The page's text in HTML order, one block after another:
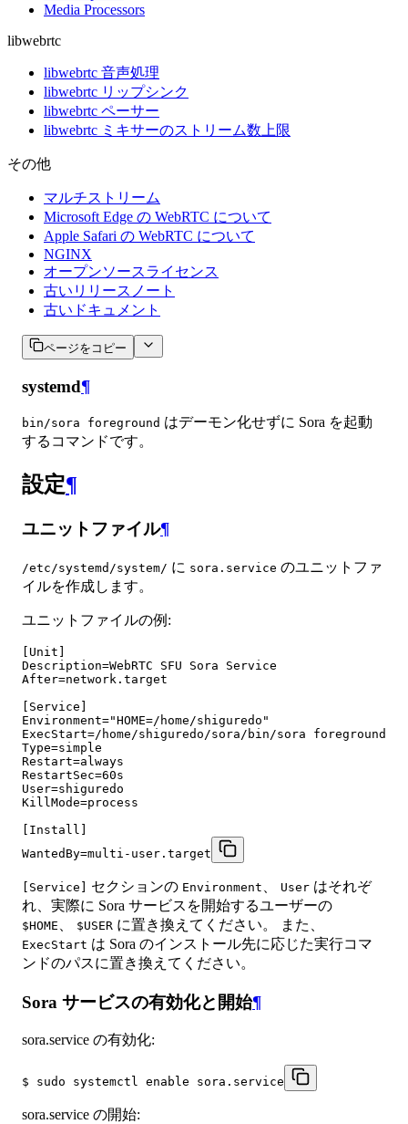
Media Processors
libwebrtc
libwebrtc 音声処理
libwebrtc リップシンク
libwebrtc ペーサー
libwebrtc ミキサーのストリーム数上限
その他
マルチストリーム
Microsoft Edge の WebRTC について
Apple Safari の WebRTC について
NGINX
オープンソースライセンス
古いリリースノート
古いドキュメント
ページをコピー
systemd¶
bin/sora foreground はデーモン化せずに Sora を起動
するコマンドです。
設定¶
ユニットファイル¶
/etc/systemd/system/ に sora.service のユニットファ
イルを作成します。
ユニットファイルの例:
[Unit]
Description=WebRTC SFU Sora Service
After=network.target
[Service]
Environment="HOME=/home/shiguredo"
ExecStart=/home/shiguredo/sora/bin/sora foreground
Type=simple
Restart=always
RestartSec=60s
User=shiguredo
KillMode=process
[Install]
WantedBy=multi-user.target
[Service] セクションの Environment User はそれぞ
れ、実際に Sora サービスを開始するユーザーの
$HOME $USER に置き換えてください。 また、
ExecStart は Sora のインストール先に応じた実行コマ
ンドのパスに置き換えてください。
Sora サービスの有効化と開始¶
sora.service の有効化:
$ sudo systemctl enable sora.service
sora.service の開始: